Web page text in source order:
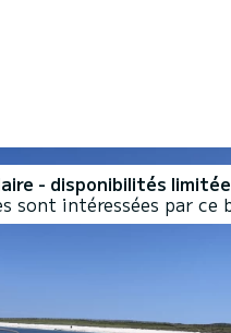
- disponibilités
sont intéressées par ce